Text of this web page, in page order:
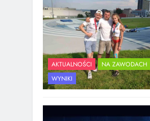
AKTUALNOŚCI NA ZAWODACH
WYNIKI